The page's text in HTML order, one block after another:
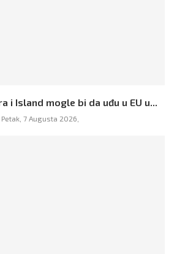
i Island mogle bi da uđu u EU u...
Petak, 7 Augusta 2026,